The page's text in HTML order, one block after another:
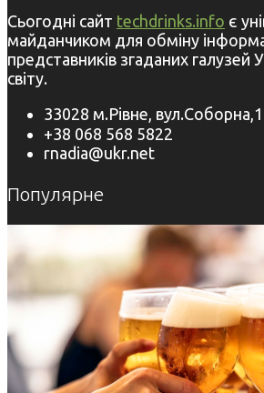
Сьогодні сайт techdrinks.info є
майданчиком для обміну
представників згаданих галузей
світу.
33028 м.Рівне,
+38 068 568 5822
rnadia@ukr.net
Популярне